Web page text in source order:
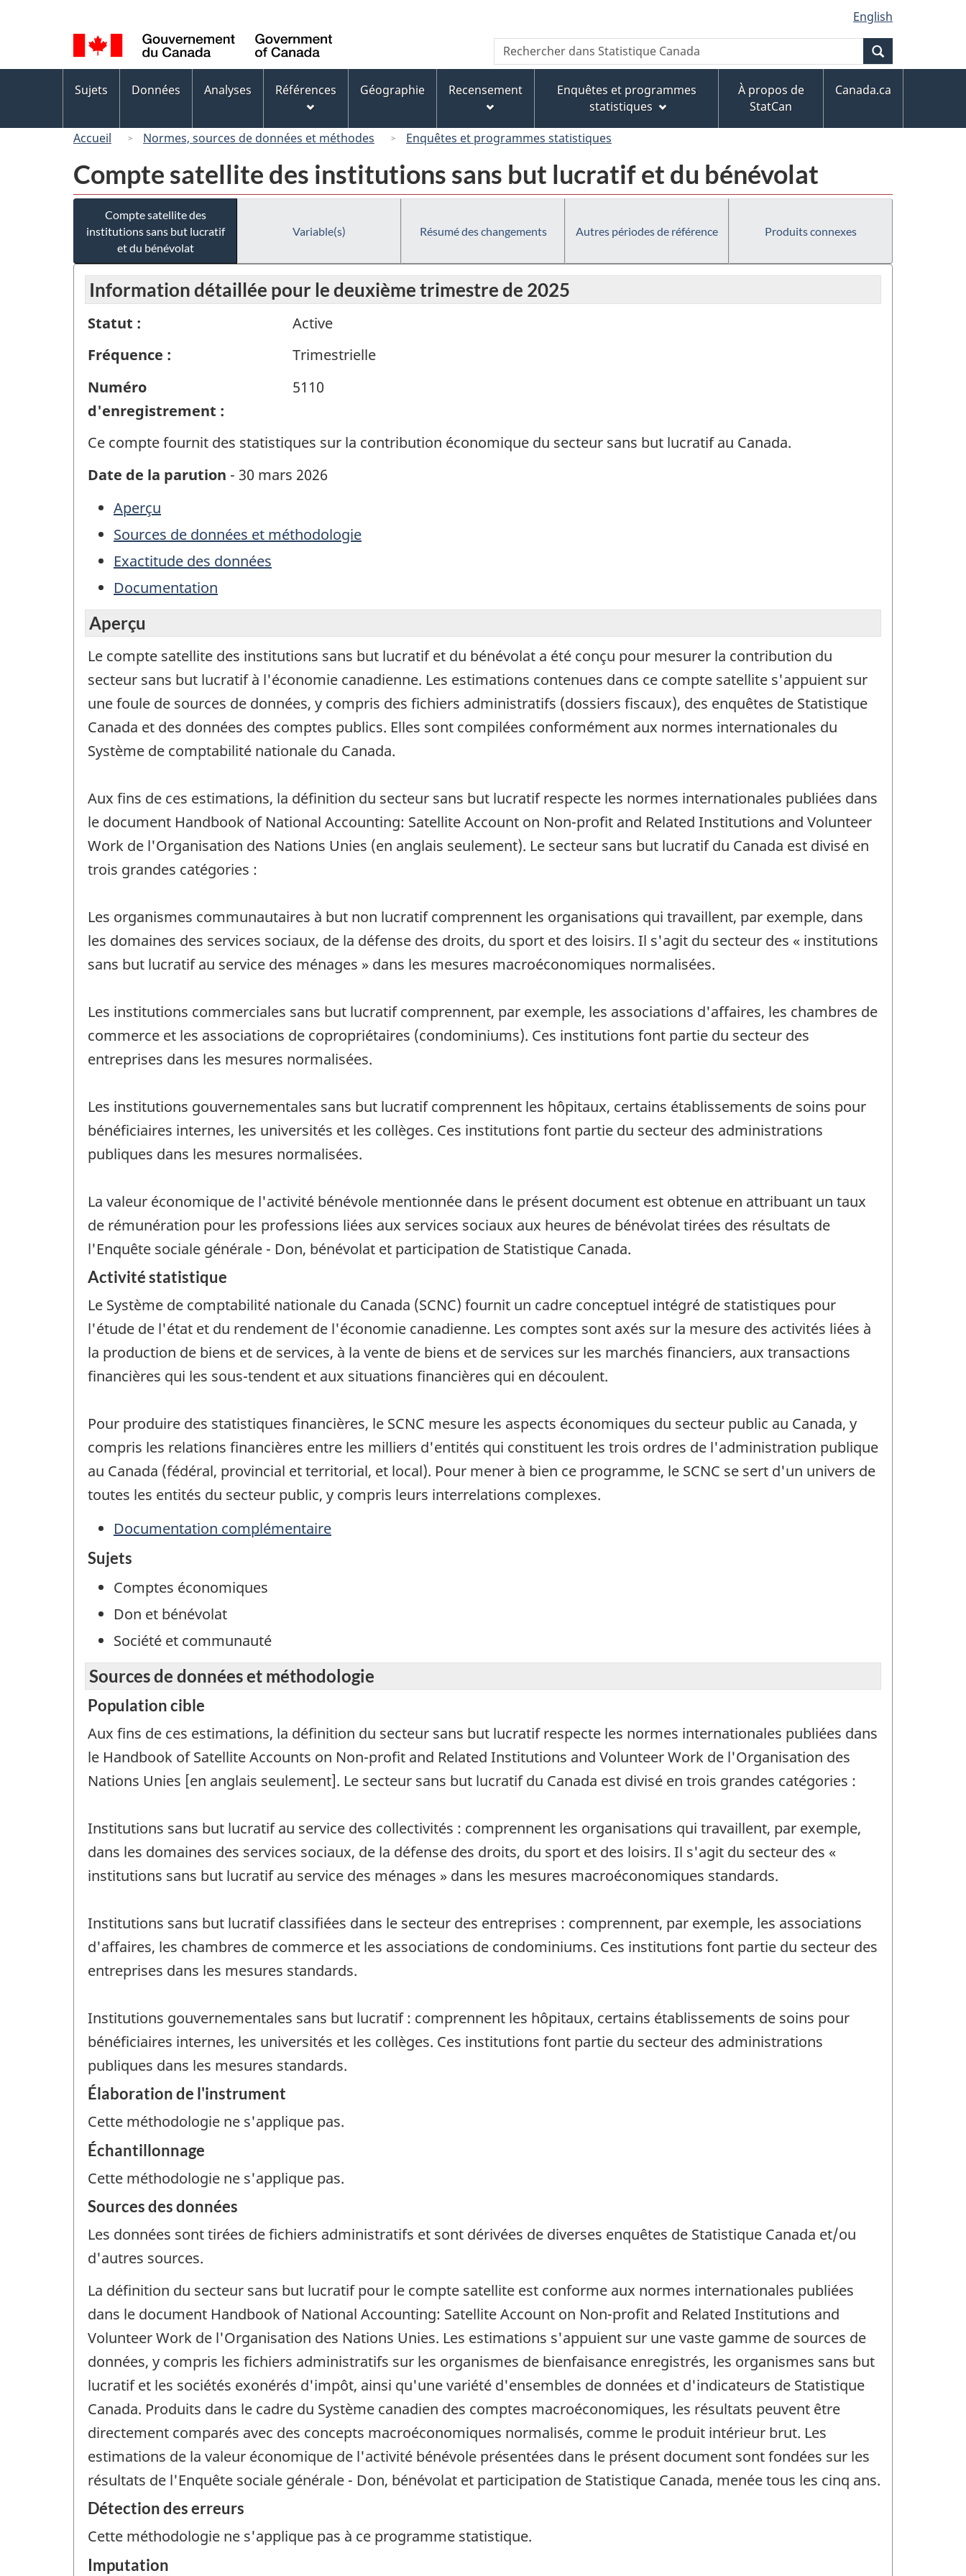
au
contenu
principal
« À
propos
de
ce
version
HTML
simplifiée
de
la
langue
English
Canada
Recherche
Rechercher
dans
Canada
des
Sujets Données Analyses Références Géographie Recensement
Enquêtes et programmes
statistiques
À propos de
StatCan
Canada.ca
Accueil Normes, sources de données et méthodes Enquêtes et programmes statistiques
Compte satellite des institutions sans but lucratif et du bénévolat
Compte satellite des
institutions sans but lucratif
et du bénévolat
Variable(s) Résumé des changements Autres périodes de référence Produits connexes
Information détaillée pour le deuxième trimestre de 2025
Statut :
Active
Fréquence :
Trimestrielle
Numéro
d'enregistrement :
5110
Ce compte fournit des statistiques sur la contribution économique du secteur sans but lucratif au Canada.
Date de la parution - 30 mars 2026
Aperçu
Sources de données et méthodologie
Exactitude des données
Documentation
Aperçu
Le compte satellite des institutions sans but lucratif et du bénévolat a été conçu pour mesurer la contribution du
secteur sans but lucratif à l'économie canadienne. Les estimations contenues dans ce compte satellite s'appuient sur
une foule de sources de données, y compris des fichiers administratifs (dossiers fiscaux), des enquêtes de Statistique
Canada et des données des comptes publics. Elles sont compilées conformément aux normes internationales du
Système de comptabilité nationale du Canada.
Aux fins de ces estimations, la définition du secteur sans but lucratif respecte les normes internationales publiées dans
le document Handbook of National Accounting: Satellite Account on Non-profit and Related Institutions and Volunteer
Work de l'Organisation des Nations Unies (en anglais seulement). Le secteur sans but lucratif du Canada est divisé en
trois grandes catégories :
Les organismes communautaires à but non lucratif comprennent les organisations qui travaillent, par exemple, dans
les domaines des services sociaux, de la défense des droits, du sport et des loisirs. Il s'agit du secteur des « institutions
sans but lucratif au service des ménages » dans les mesures macroéconomiques normalisées.
Les institutions commerciales sans but lucratif comprennent, par exemple, les associations d'affaires, les chambres de
commerce et les associations de copropriétaires (condominiums). Ces institutions font partie du secteur des
entreprises dans les mesures normalisées.
Les institutions gouvernementales sans but lucratif comprennent les hôpitaux, certains établissements de soins pour
bénéficiaires internes, les universités et les collèges. Ces institutions font partie du secteur des administrations
publiques dans les mesures normalisées.
La valeur économique de l'activité bénévole mentionnée dans le présent document est obtenue en attribuant un taux
de rémunération pour les professions liées aux services sociaux aux heures de bénévolat tirées des résultats de
l'Enquête sociale générale - Don, bénévolat et participation de Statistique Canada.
Activité statistique
Le Système de comptabilité nationale du Canada (SCNC) fournit un cadre conceptuel intégré de statistiques pour
l'étude de l'état et du rendement de l'économie canadienne. Les comptes sont axés sur la mesure des activités liées à
la production de biens et de services, à la vente de biens et de services sur les marchés financiers, aux transactions
financières qui les sous-tendent et aux situations financières qui en découlent.
Pour produire des statistiques financières, le SCNC mesure les aspects économiques du secteur public au Canada, y
compris les relations financières entre les milliers d'entités qui constituent les trois ordres de l'administration publique
au Canada (fédéral, provincial et territorial, et local). Pour mener à bien ce programme, le SCNC se sert d'un univers de
toutes les entités du secteur public, y compris leurs interrelations complexes.
Documentation complémentaire
Sujets
Comptes économiques
Don et bénévolat
Société et communauté
Sources de données et méthodologie
Population cible
Aux fins de ces estimations, la définition du secteur sans but lucratif respecte les normes internationales publiées dans
le Handbook of Satellite Accounts on Non-profit and Related Institutions and Volunteer Work de l'Organisation des
Nations Unies [en anglais seulement]. Le secteur sans but lucratif du Canada est divisé en trois grandes catégories :
Institutions sans but lucratif au service des collectivités : comprennent les organisations qui travaillent, par exemple,
dans les domaines des services sociaux, de la défense des droits, du sport et des loisirs. Il s'agit du secteur des «
institutions sans but lucratif au service des ménages » dans les mesures macroéconomiques standards.
Institutions sans but lucratif classifiées dans le secteur des entreprises : comprennent, par exemple, les associations
d'affaires, les chambres de commerce et les associations de condominiums. Ces institutions font partie du secteur des
entreprises dans les mesures standards.
Institutions gouvernementales sans but lucratif : comprennent les hôpitaux, certains établissements de soins pour
bénéficiaires internes, les universités et les collèges. Ces institutions font partie du secteur des administrations
publiques dans les mesures standards.
Élaboration de l'instrument
Cette méthodologie ne s'applique pas.
Échantillonnage
Cette méthodologie ne s'applique pas.
Sources des données
Les données sont tirées de fichiers administratifs et sont dérivées de diverses enquêtes de Statistique Canada et/ou
d'autres sources.
La définition du secteur sans but lucratif pour le compte satellite est conforme aux normes internationales publiées
dans le document Handbook of National Accounting: Satellite Account on Non-profit and Related Institutions and
Volunteer Work de l'Organisation des Nations Unies. Les estimations s'appuient sur une vaste gamme de sources de
données, y compris les fichiers administratifs sur les organismes de bienfaisance enregistrés, les organismes sans but
lucratif et les sociétés exonérés d'impôt, ainsi qu'une variété d'ensembles de données et d'indicateurs de Statistique
Canada. Produits dans le cadre du Système canadien des comptes macroéconomiques, les résultats peuvent être
directement comparés avec des concepts macroéconomiques normalisés, comme le produit intérieur brut. Les
estimations de la valeur économique de l'activité bénévole présentées dans le présent document sont fondées sur les
résultats de l'Enquête sociale générale - Don, bénévolat et participation de Statistique Canada, menée tous les cinq ans.
Détection des erreurs
Cette méthodologie ne s'applique pas à ce programme statistique.
Imputation